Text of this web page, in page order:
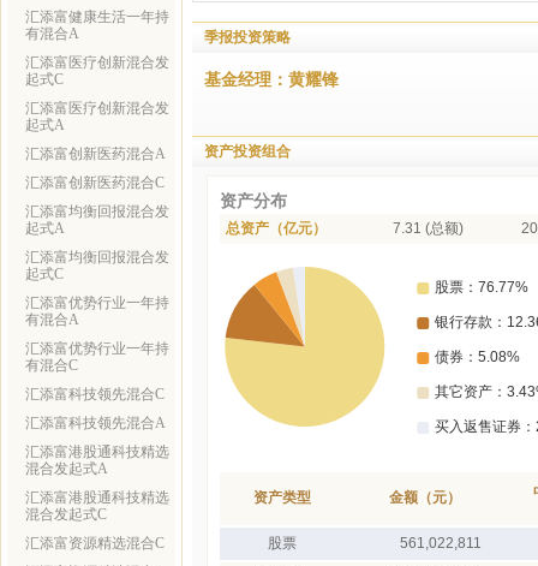
汇添富健康生活一年持
有混合A
汇添富医疗创新混合发
起式C
汇添富医疗创新混合发
起式A
汇添富创新医药混合A
汇添富创新医药混合C
汇添富均衡回报混合发
起式A
汇添富均衡回报混合发
起式C
汇添富优势行业一年持
有混合A
汇添富优势行业一年持
有混合C
汇添富科技领先混合C
汇添富科技领先混合A
汇添富港股通科技精选
混合发起式A
汇添富港股通科技精选
混合发起式C
汇添富资源精选混合C
季报投资策略
基金经理：黄耀锋
资产投资组合
资产分布
总资产（亿元） 7.31 (总额)
资产类型 金额（元）
股票 561,022,811